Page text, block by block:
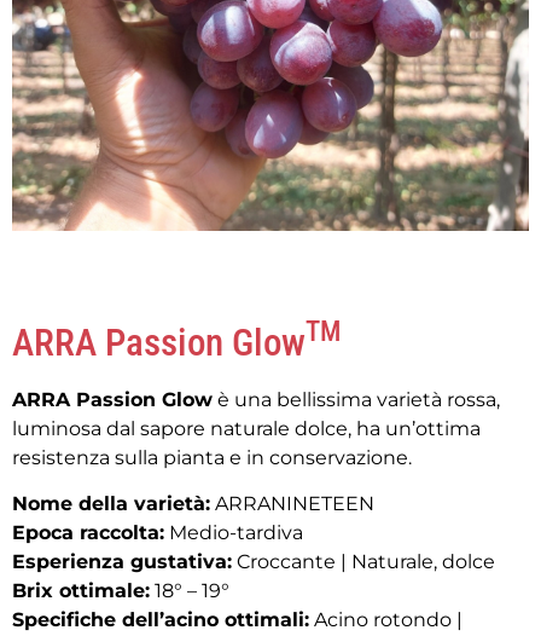
ARRA Passion GlowTM
ARRA Passion Glow è una bellissima varietà rossa,
luminosa dal sapore naturale dolce, ha un’ottima
resistenza sulla pianta e in conservazione.
Nome della varietà: ARRANINETEEN
Epoca raccolta: Medio-tardiva
Esperienza gustativa: Croccante | Naturale, dolce
Brix ottimale: 18° – 19°
Specifiche dell’acino ottimali: Acino rotondo |